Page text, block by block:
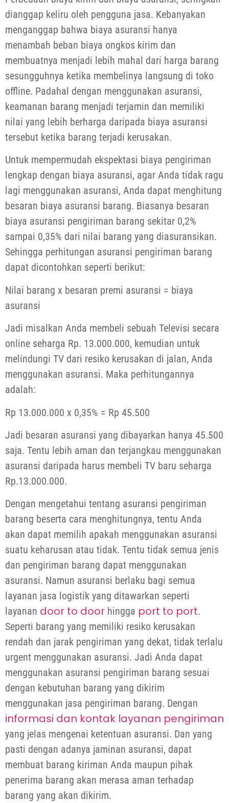
dianggap keliru oleh pengguna jasa. Kebanyakan
menganggap bahwa biaya asuransi hanya
menambah beban biaya ongkos kirim dan
membuatnya menjadi lebih mahal dari harga barang
sesungguhnya ketika membelinya langsung di toko
offline. Padahal dengan menggunakan asuransi,
keamanan barang menjadi terjamin dan memiliki
nilai yang lebih berharga daripada biaya asuransi
tersebut ketika barang terjadi kerusakan.
Untuk mempermudah ekspektasi biaya pengiriman
lengkap dengan biaya asuransi, agar Anda tidak ragu
lagi menggunakan asuransi, Anda dapat menghitung
besaran biaya asuransi barang. Biasanya besaran
biaya asuransi pengiriman barang sekitar 0,2%
sampai 0,35% dari nilai barang yang diasuransikan.
Sehingga perhitungan asuransi pengiriman barang
dapat dicontohkan seperti berikut:
Nilai barang x besaran premi asuransi = biaya
asuransi
Jadi misalkan Anda membeli sebuah Televisi secara
online seharga Rp. 13.000.000, kemudian untuk
melindungi TV dari resiko kerusakan di jalan, Anda
menggunakan asuransi. Maka perhitungannya
adalah:
Rp 13.000.000 x 0,35% = Rp 45.500
Jadi besaran asuransi yang dibayarkan hanya 45.500
saja. Tentu lebih aman dan terjangkau menggunakan
asuransi daripada harus membeli TV baru seharga
Rp.13.000.000.
Dengan mengetahui tentang asuransi pengiriman
barang beserta cara menghitungnya, tentu Anda
akan dapat memilih apakah menggunakan asuransi
suatu keharusan atau tidak. Tentu tidak semua jenis
dan pengiriman barang dapat menggunakan
asuransi. Namun asuransi berlaku bagi semua
layanan jasa logistik yang ditawarkan seperti
layanan door to door hingga port to port.
Seperti barang yang memiliki resiko kerusakan
rendah dan jarak pengiriman yang dekat, tidak terlalu
urgent menggunakan asuransi. Jadi Anda dapat
menggunakan asuransi pengiriman barang sesuai
dengan kebutuhan barang yang dikirim
menggunakan jasa pengiriman barang. Dengan
informasi dan kontak layanan pengiriman
yang jelas mengenai ketentuan asuransi. Dan yang
pasti dengan adanya jaminan asuransi, dapat
membuat barang kiriman Anda maupun pihak
penerima barang akan merasa aman terhadap
barang yang akan dikirim.